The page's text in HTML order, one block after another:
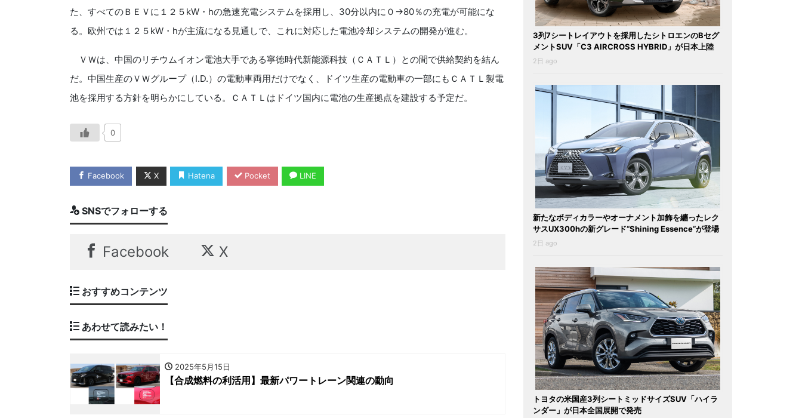
た、すべてのＢＥＶに１２５kW・hの急速充電システムを採用し、30分以内に０→80％の充電が可能にな
る。欧州では１２５kW・hが主流になる見通しで、これに対応した電池冷却システムの開発が進む。
ＶＷは、中国のリチウムイオン電池大手である寧徳時代新能源科技（ＣＡＴＬ）との間で供給契約を結ん
だ。中国生産のＶＷグループ（I.‌D.）の電動車両用だけでなく、ドイツ生産の電動車の一部にもＣＡＴＬ製電
池を採用する方針を明らかにしている。ＣＡＴＬはドイツ国内に電池の生産拠点を建設する予定だ。
0
Facebook X Hatena Pocket LINE
SNSでフォローする
Facebook X
おすすめコンテンツ
あわせて読みたい！
2025年5月15日
【合成燃料の利活用】最新パワートレーン関連の動向
3列7シートレイアウトを採用したシトロエンのBセグ
メントSUV「C3 AIRCROSS HYBRID」が日本上陸
2日 ago
新たなボディカラーやオーナメント加飾を纏ったレク
サスUX300hの新グレード“Shining Essence”が登場
2日 ago
トヨタの米国産3列シートミッドサイズSUV「ハイラ
ンダー」が日本全国展開で発売